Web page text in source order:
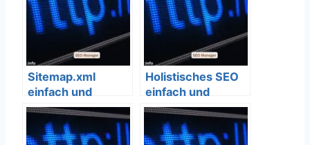
Sitemap.xml
einfach und
verständlich
erklärt – SEO
Bedeutung
Holistisches SEO
einfach und
verständlich
erklärt – SEO
Bedeutung